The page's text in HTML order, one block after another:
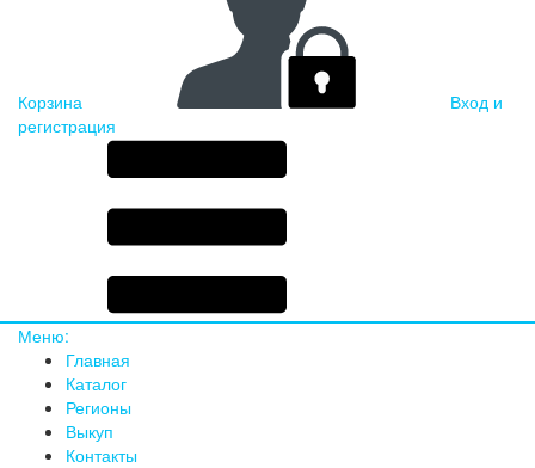
Корзина
Вход и
регистрация
Меню:
Главная
Каталог
Регионы
Выкуп
Контакты